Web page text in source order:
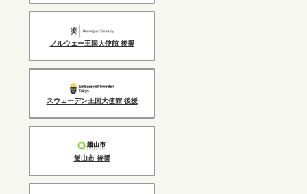
ノルウェー王国大使館 後援
スウェーデン王国大使館 後援
飯山市 後援